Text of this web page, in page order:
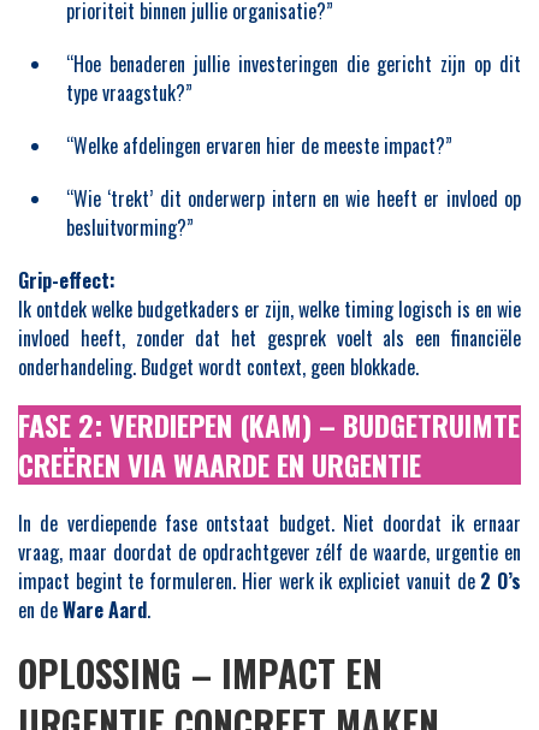
prioriteit binnen jullie organisatie?”
“Hoe benaderen jullie investeringen die gericht zijn op dit
type vraagstuk?”
“Welke afdelingen ervaren hier de meeste impact?”
“Wie ‘trekt’ dit onderwerp intern en wie heeft er invloed op
besluitvorming?”
Grip-effect:
Ik ontdek welke budgetkaders er zijn, welke timing logisch is en wie
invloed heeft, zonder dat het gesprek voelt als een financiële
onderhandeling. Budget wordt context, geen blokkade.
FASE 2: VERDIEPEN (KAM) – BUDGETRUIMTE
CREËREN VIA WAARDE EN URGENTIE
In de verdiepende fase ontstaat budget. Niet doordat ik ernaar
vraag, maar doordat de opdrachtgever zélf de waarde, urgentie en
impact begint te formuleren. Hier werk ik expliciet vanuit de 2 O’s
en deWare Aard.
OPLOSSING – IMPACT EN